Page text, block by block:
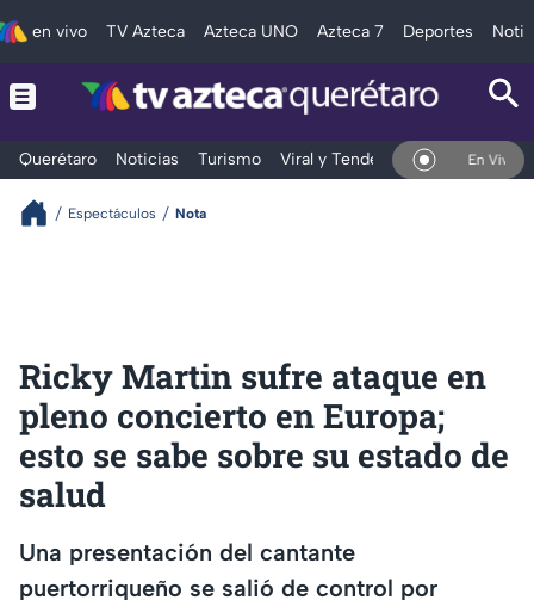
en vivo TV Azteca Azteca UNO Azteca 7 Deportes
Querétaro Noticias Turismo Viral y Tendencia ClimaEn Vivo
Espectáculos Nota
Ricky Martin sufre ataque en
pleno concierto en Europa;
esto se sabe sobre su estado de
salud
Una presentación del cantante
puertorriqueño se salió de control por